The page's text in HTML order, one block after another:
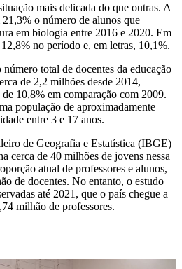
mais delicada do que outras. A
o número de alunos que
em biologia entre 2016 e 2020. Em
no período e, em letras, 10,1%.
total de docentes da educação
de 2,2 milhões desde 2014,
10,8% em comparação com 2009.
população de aproximadamente
entre 3 e 17 anos.
de Geografia e Estatística (IBGE)
cerca de 40 milhões de jovens nessa
atual de professores e alunos,
de docentes. No entanto, o estudo
até 2021, que o país chegue a
milhão de professores.